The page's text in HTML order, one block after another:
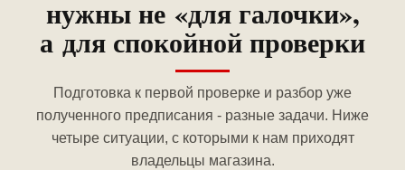
нужны не «для галочки»,
а для спокойной проверки
Подготовка к первой проверке и разбор уже
полученного предписания - разные задачи. Ниже
четыре ситуации, с которыми к нам приходят
владельцы магазина.